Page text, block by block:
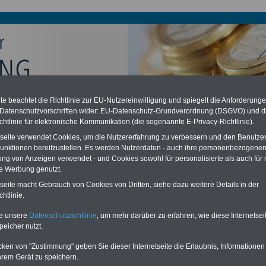
auch für Ruhestandsbeamte (zu geringe Alimentation)
hat die Berliner Landesbesoldung für verfassungs-
(Berlin muss bisMärz 2027 eine Neuregelung der Besoldung
Auch beim Bund (Beamte & Ruhestandsbeamte) gibt es teilweise
(Medienberichten zufolge liegt diese für alle (!) Beamte
mind.3.000 und 13.000 Euro, Der INFO-SERVICE gibt hierzu eine
heraus, die unmittelbar nach dem Beschluss des Gesetzentwurfs der
vorgelegt wird (im II. Quartal.2026 >>>
.
Zehn OnlineBücher & eBooks für den Öffentlichen Dienst oder
zum Komplettpreis von 15 Euro im Jahr -
beachtet die Richtlinie zur EU-Nutzereinwilligung und spiegelt die
wider: EU-Datenschutz-Grundverordnung (DSGVO) und
für elektronische Kommunikation (die sogenannte E-Privacy-Richtlinie).
verwendet Cookies, um die Nutzererfahrung zu verbessern und den
bereitzustellen. Es werden Nutzerdaten - auch ihre
von Anzeigen verwendet - und Cookies sowohl für personalisierte als auch für
Werbung genutzt.
macht Gebrauch von Cookies von Dritten, siehe dazu weitere Details in der
unsere Datenschutzrichtlinie, um mehr darüber zu erfahren, wie diese
nutzt.
von "Zustimmung" geben Sie dieser Internetseite die Erlaubnis,
Gerät zu speichern.